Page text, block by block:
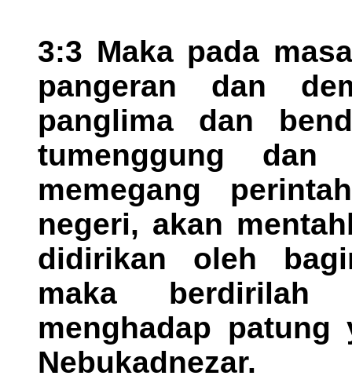
3:3 Maka pada
pangeran dan
panglima dan
tumenggung dan
memegang
negeri, akan
didirikan oleh
maka
menghadap
Nebukadnezar.